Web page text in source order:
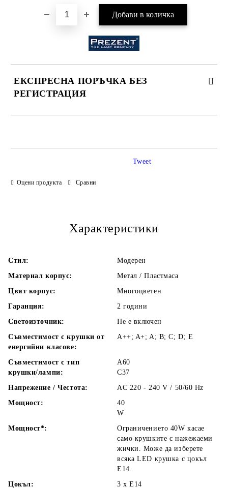
ЕКСПРЕСНА ПОРЪЧКА БЕЗ
РЕГИСТРАЦИЯ
Оцени продукта Сравни
Tweet
Характеристики
Стил:
Модерен
Материал корпус:
Метал / Пластмаса
Цвят корпус:
Многоцветен
Гаранция:
2 години
Светоизточник:
Не е включен
Съвместимост с крушки от
енергийни класове:
A++; A+; A; B; C; D; E
Съвместимост с тип
крушки/лампи:
А60
C37
Напрежение / Честота:
AC 220 - 240 V / 50/60 Hz
Мощност:
40
W
Мощност*:
Ограничението 40W касае
само крушките с нажежаеми
жички. Може да изберете
всяка LED крушка с цокъл
Е14.
Цокъл:
3 x E14